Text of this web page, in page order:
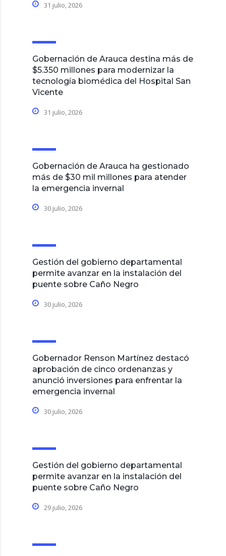
31 julio, 2026
Gobernación de Arauca destina más de
$5.350 millones para modernizar la
tecnología biomédica del Hospital San
Vicente
31 julio, 2026
Gobernación de Arauca ha gestionado
más de $30 mil millones para atender
la emergencia invernal
30 julio, 2026
Gestión del gobierno departamental
permite avanzar en la instalación del
puente sobre Caño Negro
30 julio, 2026
Gobernador Renson Martínez destacó
aprobación de cinco ordenanzas y
anunció inversiones para enfrentar la
emergencia invernal
30 julio, 2026
Gestión del gobierno departamental
permite avanzar en la instalación del
puente sobre Caño Negro
29 julio, 2026